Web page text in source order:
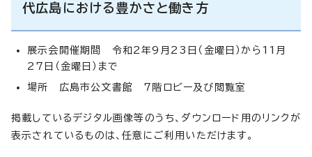
代広島における豊かさと働き方
展示会開催期間 令和2年9月23日（金曜日）から11月
27日（金曜日）まで
場所 広島市公文書館 7階ロビー及び閲覧室
掲載しているデジタル画像等のうち、ダウンロード用のリンクが
表示されているものは、任意にご利用いただけます。